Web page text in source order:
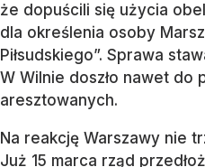
że dopuścili się użycia
dla określenia osoby
Piłsudskiego”. Sprawa
W Wilnie doszło nawet
aresztowanych.
Na reakcję Warszawy nie
Już 15 marca rząd